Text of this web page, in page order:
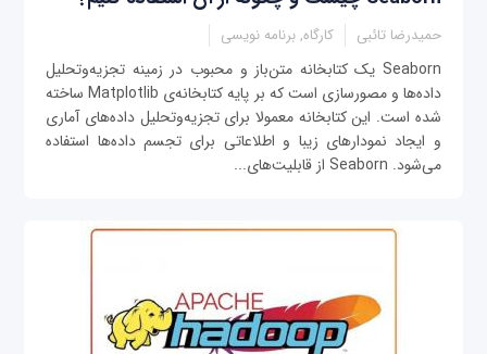
حمیدرضا تائبی کارگاه, برنامه نویسی
Seaborn یک کتابخانه متن‌باز و محبوب در زمینه تجزیه‌وتحلیل
داده‌ها و مصورسازی است که بر پایه کتابخانه‌ی Matplotlib ساخته
شده است. این کتابخانه معمولا برای تجزیه‌وتحلیل داده‌های آماری
و ایجاد نمودارهای زیبا و اطلاعاتی برای تجسم داده‌ها استفاده
می‌شود. Seaborn از قابلیت‌های...